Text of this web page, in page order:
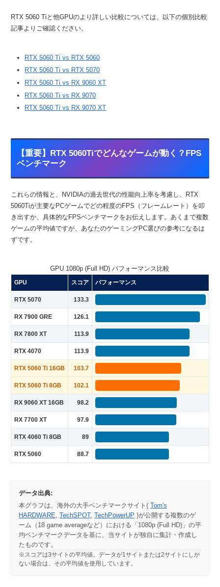
RTX 5060 Tiと他GPUのより詳しい比較については、以下の個別比較
記事よりご確認ください。
RTX 5060 Ti vs RTX 5060
RTX 5060 Ti vs RTX 5070
RTX 5060 Ti vs RX 9060 XT
RTX 5060 Ti vs RX 9070
RTX 5060 Ti vs RX 9070 XT
【重要】RTX 5060Tiでどんなゲームが動く？FPS
ベンチマーク
これらの情報と、NVIDIAの過去世代の性能向上率を考慮し、RTX
5060Tiが主要なPCゲームでどの程度のFPS（フレームレート）を叩
き出すか、具体的なFPSベンチマークをお伝えします。あくまで複数
ゲームの平均値ですが、あなたのゲーミングPC選びの参考になるは
ずです。
GPU 1080p (Full HD) パフォーマンス比較
GPU スコア パフォーマンス
RTX 5070 133.3
RX 7900 GRE 126.1
RX 7800 XT 113.9
RTX 4070 113.9
RTX 5060 Ti 16GB 103.7
RTX 5060 Ti 8GB 102.1
RX 9060 XT 16GB 98.2
RX 7700 XT 97.9
RTX 4060 Ti 8GB 89
RTX 5060 88.7
データ出典:
本グラフは、海外の大手ベンチマークサイト( Tom's
HARDWARE, TechSPOT, TechPowerUP )が公開する複数のゲ
ーム（18 game averageなど）における「1080p (Full HD)」の平
均ベンチマークデータを基に、当サイトが独自に集計・作成し
たものです。
※スコアは3サイトの平均値。データが1サイトまたは2サイトにしか
ない場合は、その平均値を使用しています。